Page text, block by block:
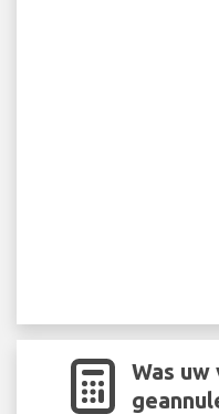
Was